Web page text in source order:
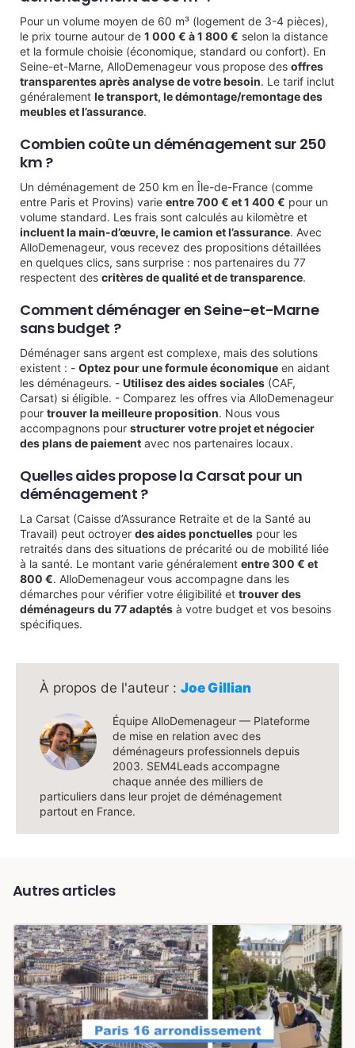
Pour un volume moyen de 60 m³ (logement de 3-4 pièces),
le prix tourne autour de 1 000 € à 1 800 € selon la distance
et la formule choisie (économique, standard ou confort). En
Seine-et-Marne, AlloDemenageur vous propose des offres
transparentes après analyse de votre besoin. Le tarif inclut
généralement le transport, le démontage/remontage des
meubles et l’assurance.
Combien coûte un déménagement sur 250
km ?
Un déménagement de 250 km en Île-de-France (comme
entre Paris et Provins) varie entre 700 € et 1 400 € pour un
volume standard. Les frais sont calculés au kilomètre et
incluent la main-d’œuvre, le camion et l’assurance. Avec
AlloDemenageur, vous recevez des propositions détaillées
en quelques clics, sans surprise : nos partenaires du 77
respectent des critères de qualité et de transparence.
Comment déménager en Seine-et-Marne
sans budget ?
Déménager sans argent est complexe, mais des solutions
existent : - Optez pour une formule économique en aidant
les déménageurs. - Utilisez des aides sociales (CAF,
Carsat) si éligible. - Comparez les offres via AlloDemenageur
pour trouver la meilleure proposition. Nous vous
accompagnons pour structurer votre projet et négocier
des plans de paiement avec nos partenaires locaux.
Quelles aides propose la Carsat pour un
déménagement ?
La Carsat (Caisse d’Assurance Retraite et de la Santé au
Travail) peut octroyer des aides ponctuelles pour les
retraités dans des situations de précarité ou de mobilité liée
à la santé. Le montant varie généralement entre 300 € et
800 €. AlloDemenageur vous accompagne dans les
démarches pour vérifier votre éligibilité et trouver des
déménageurs du 77 adaptés à votre budget et vos besoins
spécifiques.
Joe Gillian
Équipe AlloDemenageur — Plateforme
de mise en relation avec des
déménageurs professionnels depuis
2003. SEM4Leads accompagne
chaque année des milliers de
particuliers dans leur projet de déménagement
partout en France.
Autres articles